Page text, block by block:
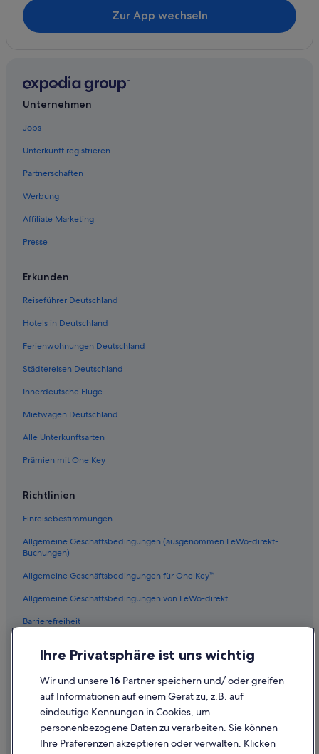
Zur App wechseln
Unternehmen
Jobs
Unterkunft registrieren
Partnerschaften
Werbung
Affiliate Marketing
Presse
Erkunden
Reiseführer Deutschland
Hotels in Deutschland
Ferienwohnungen Deutschland
Städtereisen Deutschland
Innerdeutsche Flüge
Mietwagen Deutschland
Alle Unterkunftsarten
Prämien mit One Key
Richtlinien
Einreisebestimmungen
Allgemeine Geschäftsbedingungen (ausgenommen FeWo-direkt-
Buchungen)
Allgemeine Geschäftsbedingungen für One Key™
Allgemeine Geschäftsbedingungen von FeWo-direkt
Barrierefreiheit
Inhaltsrichtlinien und Melden von Inhalten
Hilfe
Ihre Privatsphäre ist uns wichtig
Wir und unsere16 Partner speichern und/ oder greifen
auf Informationen auf einem Gerät zu, z.B. auf
eindeutige Kennungen in Cookies, um
personenbezogene Daten zu verarbeiten. Sie können
Ihre Präferenzen akzeptieren oder verwalten. Klicken